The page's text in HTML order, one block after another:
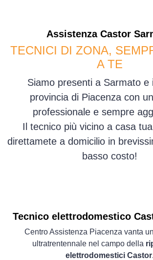
Assistenza Castor
TECNICI DI ZONA,
A TE
Siamo presenti a Sarmato e
provincia di Piacenza con
professionale e sempre
Il tecnico più vicino a casa
direttamete a domicilio in
basso costo!
Tecnico elettrodomestico
Centro Assistenza Piacenza vanta
ultratrentennale nel campo della
elettrodomestici Castor.